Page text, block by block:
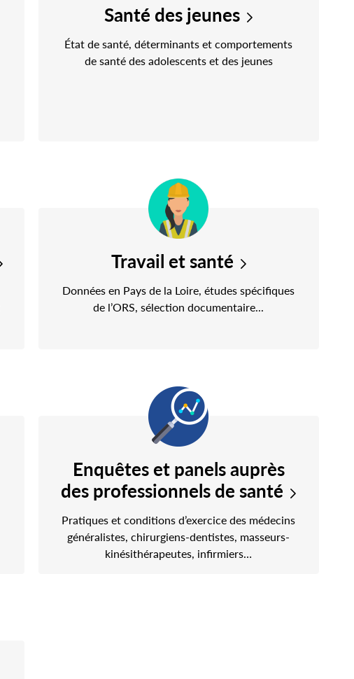
Santé des jeunes
État de santé, déterminants et comportements
de santé des adolescents et des jeunes
Travail et santé
Données en Pays de la Loire, études spécifiques
de l’ORS, sélection documentaire...
Enquêtes et panels auprès
des professionnels de santé
Pratiques et conditions d’exercice des médecins
généralistes, chirurgiens-dentistes, masseurs-
kinésithérapeutes, infirmiers…